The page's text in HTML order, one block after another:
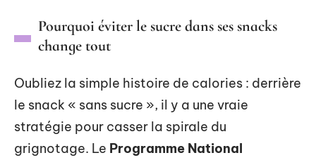
Pourquoi éviter le sucre dans ses snacks
change tout
Oubliez la simple histoire de calories : derrière
le snack « sans sucre », il y a une vraie
stratégie pour casser la spirale du
grignotage. Le Programme National